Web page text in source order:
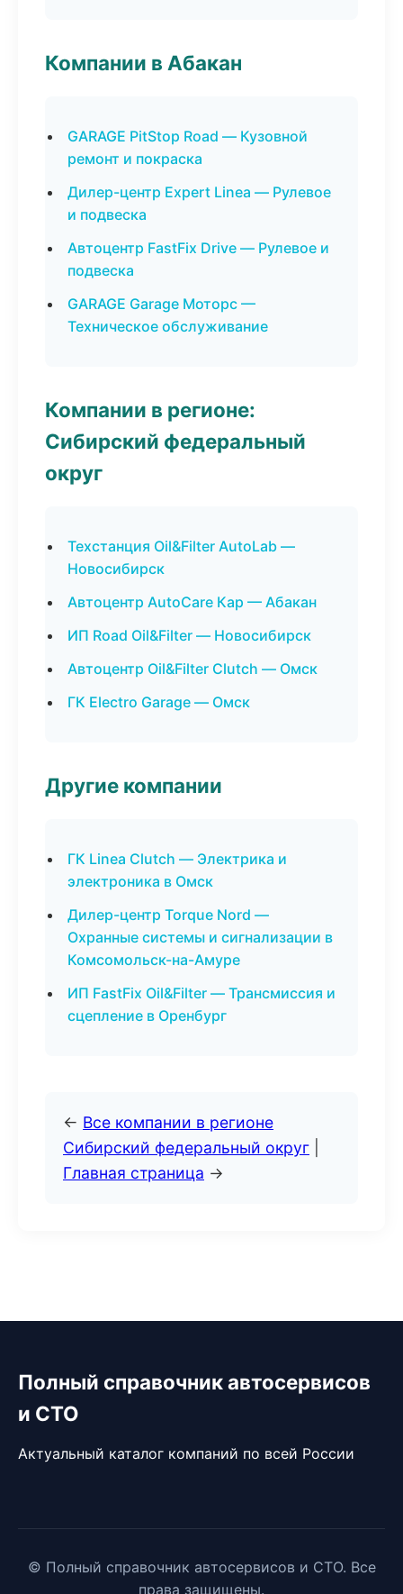
Компании в Абакан
GARAGE PitStop Road — Кузовной
ремонт и покраска
Дилер-центр Expert Linea — Рулевое
и подвеска
Автоцентр FastFix Drive — Рулевое и
подвеска
GARAGE Garage Моторс —
Техническое обслуживание
Компании в регионе:
Сибирский федеральный
округ
Техстанция Oil&Filter AutoLab —
Новосибирск
Автоцентр AutoCare Кар — Абакан
ИП Road Oil&Filter — Новосибирск
Автоцентр Oil&Filter Clutch — Омск
ГК Electro Garage — Омск
Другие компании
ГК Linea Clutch — Электрика и
электроника в Омск
Дилер-центр Torque Nord —
Охранные системы и сигнализации в
Комсомольск-на-Амуре
ИП FastFix Oil&Filter — Трансмиссия и
сцепление в Оренбург
← Все компании в регионе
Сибирский федеральный округ
Главная страница →
Полный справочник автосервисов
и СТО
Актуальный каталог компаний по всей России
© Полный справочник автосервисов и СТО. Все
права защищены.